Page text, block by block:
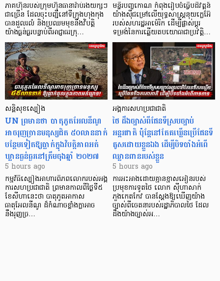
ភាគហ៊ុនរបស់ក្រុមហ៊ុនធានារ៉ាប់រងយក្សៗ
ជាច្រើន ដែលចុះបញ្ជីនៅទីក្រុងហុងកុង
បានដួលរលំ និងប្រឈមមុខនឹងវិបត្តិ
យ៉ាងធ្ងន់ធ្ងរបន្ទាប់ពីអាជ្ញាធរក្រុ…
មន្ទីរបញ្ចកោណ កំពុងរៀបចំធ្វើបដិវត្តន៍
យ៉ាងស៊ីជម្រៅលើយុទ្ធសាស្ត្រនុយក្លេអ៊ែ
របស់សហរដ្ឋអាម៉េរិក ដើម្បីផ្លាស់ប្តូរ
ទម្រង់នៃការឆ្លើយតបយោធាជាប្រវត្តិ…
សន្តិសុខស្បៀង
UN ព្រមានថា បាតុភូតអែលនីណូ
អាចរុញច្រានមនុស្សជិត ៥០លាននាក់
បន្ថែមទៀតឱ្យធ្លាក់ក្នុងវិបត្តិ​ភាពអត់
ឃ្លានធ្ងន់ធ្ងរនៅត្រឹមចុងឆ្នាំ ២០២៧
5 hours ago
កម្មវិធីស្បៀងអាហារពិភពលោករបស់អង្គ
ការសហប្រជាជាតិ ព្រមាន​កាលពីថ្ងៃទី៥
ខែសីហានេះថា បាតុភូតអាកាស
ធាតុអែលនីណូ ដ៏កំណាចខ្លាំងក្លាអាច
នឹងរុញច្រ…
អង្គការសហប្រជាជាតិ
ថៃ ដឹងច្បាស់ពីផែនទីស្របច្បាប់
អន្តរជាតិ ប៉ុន្តែនៅតែគឃ្លើនប្រើផែនទី
គូសដោយខ្លួនឯង ដើម្បីបិទបាំងអំពើ
ឈ្លានពានរបស់ខ្លួន
5 hours ago
ការអះអាងដោយគ្មានខ្មាសអៀនរបស់
ប្រមុខការទូតថៃ លោក ស៊ីហាសាក់
ភួងកេតកែវ បានស្តែងឱ្យឃើញយ៉ាង
ច្បាស់ពីចេតនារបស់រដ្ឋាភិបាលថៃ ដែល
ដឹងយ៉ាងច្បាស់អ…